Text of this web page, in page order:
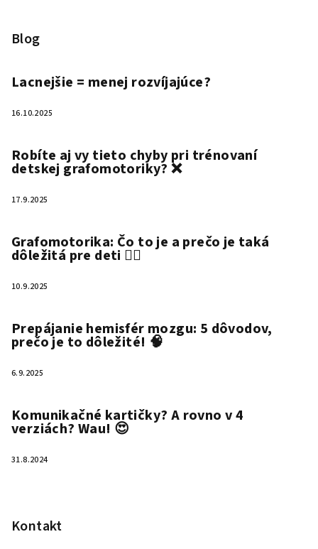
Blog
Lacnejšie = menej rozvíjajúce?
16.10.2025
Robíte aj vy tieto chyby pri trénovaní
detskej grafomotoriky? ❌
17.9.2025
Grafomotorika: Čo to je a prečo je taká
dôležitá pre deti ✍🏻
10.9.2025
Prepájanie hemisfér mozgu: 5 dôvodov,
prečo je to dôležité! 🧠
6.9.2025
Komunikačné kartičky? A rovno v 4
verziách? Wau! 😍
31.8.2024
Kontakt